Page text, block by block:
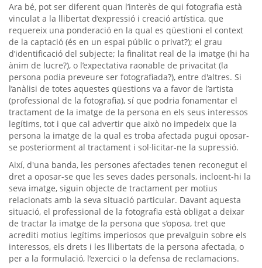
Ara bé, pot ser diferent quan l’interès de qui fotografia està
vinculat a la llibertat d’expressió i creació artística, que
requereix una ponderació en la qual es qüestioni el context
de la captació (és en un espai públic o privat?); el grau
d’identificació del subjecte; la finalitat real de la imatge (hi ha
ànim de lucre?), o l’expectativa raonable de privacitat (la
persona podia preveure ser fotografiada?), entre d'altres. Si
l’anàlisi de totes aquestes qüestions va a favor de l’artista
(professional de la fotografia), sí que podria fonamentar el
tractament de la imatge de la persona en els seus interessos
legítims, tot i que cal advertir que això no impedeix que la
persona la imatge de la qual es troba afectada pugui oposar-
se posteriorment al tractament i sol·licitar-ne la supressió.
Així, d'una banda, les persones afectades tenen reconegut el
dret a oposar-se que les seves dades personals, incloent-hi la
seva imatge, siguin objecte de tractament per motius
relacionats amb la seva situació particular. Davant aquesta
situació, el professional de la fotografia està obligat a deixar
de tractar la imatge de la persona que s’oposa, tret que
acrediti motius legítims imperiosos que prevalguin sobre els
interessos, els drets i les llibertats de la persona afectada, o
per a la formulació, l’exercici o la defensa de reclamacions.